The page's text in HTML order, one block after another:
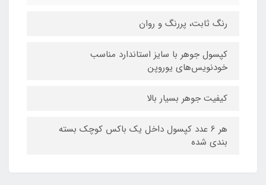
رنگ ثابت، پررنگ و روان
کپسول جوهر با سایز استاندارد مناسب
خودنویس‌های یوروپن
کیفیت جوهر بسیار بالا
هر 6 عدد کپسول داخل یک باکس کوچک بسته
بندی شده